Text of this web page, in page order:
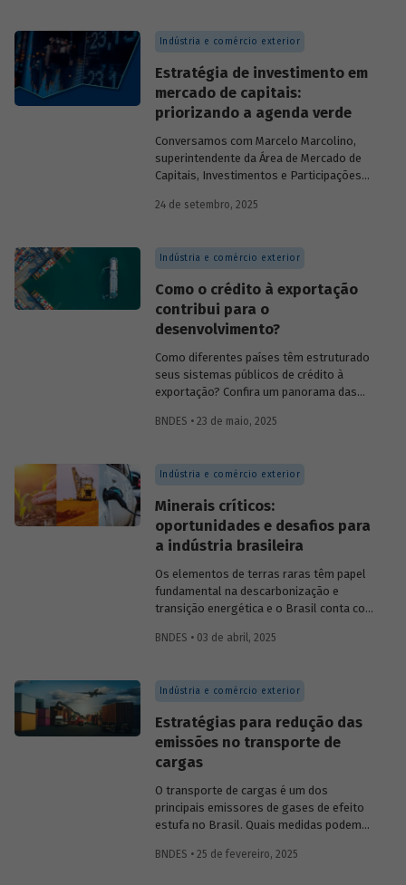
Indústria e comércio exterior
Estratégia de investimento em
mercado de capitais:
priorizando a agenda verde
Conversamos com Marcelo Marcolino,
superintendente da Área de Mercado de
Capitais, Investimentos e Participações
novas empresas investidas pela
Agrociência Industrial, e Eduardo Couto,
importância da atuação de bancos de
desenvolvimento no mercado de capitais,
a nova estratégia do BNDES e os planos
24 de setembro, 2025
Indústria e comércio exterior
Como o crédito à exportação
contribui para o
desenvolvimento?
Como diferentes países têm estruturado
seus sistemas públicos de crédito à
exportação? Confira um panorama das
entenda como esses sistemas
competitiva no mercado global.
BNDES • 23 de maio, 2025
Indústria e comércio exterior
Minerais críticos:
oportunidades e desafios para
a indústria brasileira
Os elementos de terras raras têm papel
fundamental na descarbonização e
transição energética e o Brasil conta com
despontar comoplayer
indústria de terras raras e minerais
Brasil e alguns passos que precisam ser
tomados para alcançarmos esse objetivo.
BNDES • 03 de abril, 2025
Indústria e comércio exterior
Estratégias para redução das
emissões no transporte de
cargas
O transporte de cargas é um dos
principais emissores de gases de efeito
estufa no Brasil. Quais medidas podem
ambiental? Confira as estratégias que
BNDES • 25 de fevereiro, 2025